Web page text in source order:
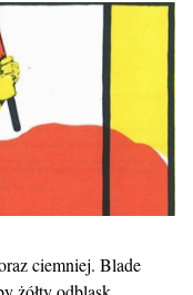
ciemniej. Blade